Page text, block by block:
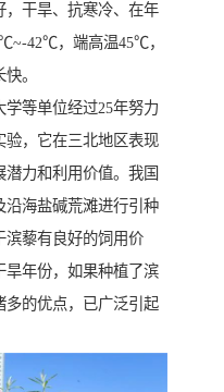
，干旱、抗寒冷、在年
42℃，端高温45℃，
。
等单位经过25年努力
验，它在三北地区表现
力和利用价值。我国
沿海盐碱荒滩进行引种
滨藜有良好的饲用价
旱年份，如果种植了滨
多的优点，已广泛引起